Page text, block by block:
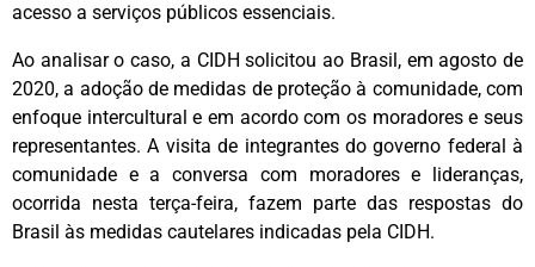
acesso a serviços públicos essenciais.
Ao analisar o caso, a CIDH solicitou ao Brasil, em agosto de
2020, a adoção de medidas de proteção à comunidade, com
enfoque intercultural e em acordo com os moradores e seus
representantes. A visita de integrantes do governo federal à
comunidade e a conversa com moradores e lideranças,
ocorrida nesta terça-feira, fazem parte das respostas do
Brasil às medidas cautelares indicadas pela CIDH.